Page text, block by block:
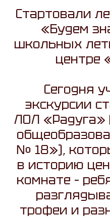
Стартовали
«Будем
школьных
центре
Сегодня
экскурсии
ЛОЛ «Радуга»
№ 18»),
в историю
комнате –
трофеи и